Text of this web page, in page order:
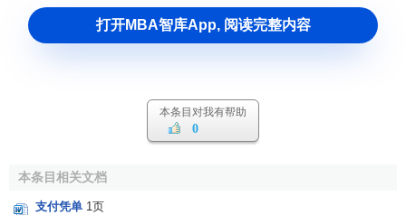
打开MBA智库App, 阅读完整内容
本条目对我有帮助
0
本条目相关文档
支付凭单 1页